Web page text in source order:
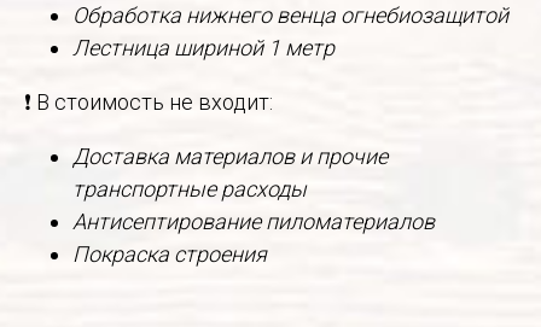
Обработка нижнего венца огнебиозащитой
Лестница шириной 1 метр
❗ В стоимость не входит:
Доставка материалов и прочие
транспортные расходы
Антисептирование пиломатериалов
Покраска строения